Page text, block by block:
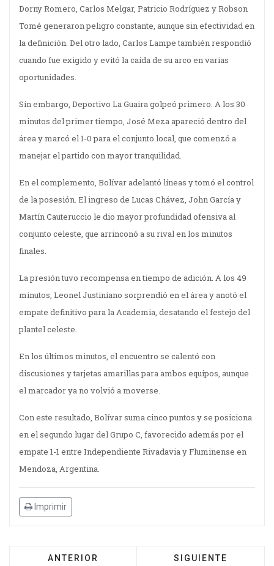
Dorny Romero, Carlos Melgar, Patricio Rodríguez y Robson
Tomé generaron peligro constante, aunque sin efectividad en
la definición. Del otro lado, Carlos Lampe también respondió
cuando fue exigido y evitó la caída de su arco en varias
oportunidades.
Sin embargo, Deportivo La Guaira golpeó primero. A los 30
minutos del primer tiempo, José Meza apareció dentro del
área y marcó el 1-0 para el conjunto local, que comenzó a
manejar el partido con mayor tranquilidad.
En el complemento, Bolívar adelantó líneas y tomó el control
de la posesión. El ingreso de Lucas Chávez, John García y
Martín Cauteruccio le dio mayor profundidad ofensiva al
conjunto celeste, que arrinconó a su rival en los minutos
finales.
La presión tuvo recompensa en tiempo de adición. A los 49
minutos, Leonel Justiniano sorprendió en el área y anotó el
empate definitivo para la Academia, desatando el festejo del
plantel celeste.
En los últimos minutos, el encuentro se calentó con
discusiones y tarjetas amarillas para ambos equipos, aunque
el marcador ya no volvió a moverse.
Con este resultado, Bolívar suma cinco puntos y se posiciona
en el segundo lugar del Grupo C, favorecido además por el
empate 1-1 entre Independiente Rivadavia y Fluminense en
Mendoza, Argentina.
Imprimir
ANTERIOR SIGUIENTE